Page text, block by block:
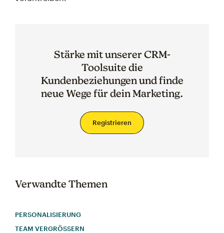
Stärke mit unserer CRM-
Toolsuite die
Kundenbeziehungen und finde
neue Wege für dein Marketing.
Registrieren
Verwandte Themen
PERSONALISIERUNG
TEAM VERGRÖSSERN